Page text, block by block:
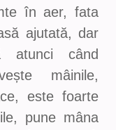
în aer, fata
ajutată, dar
atunci când
mâinile,
este foarte
pune mâna